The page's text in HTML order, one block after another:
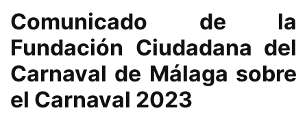
Comunicado de la
Fundación Ciudadana del
Carnaval de Málaga sobre
el Carnaval 2023